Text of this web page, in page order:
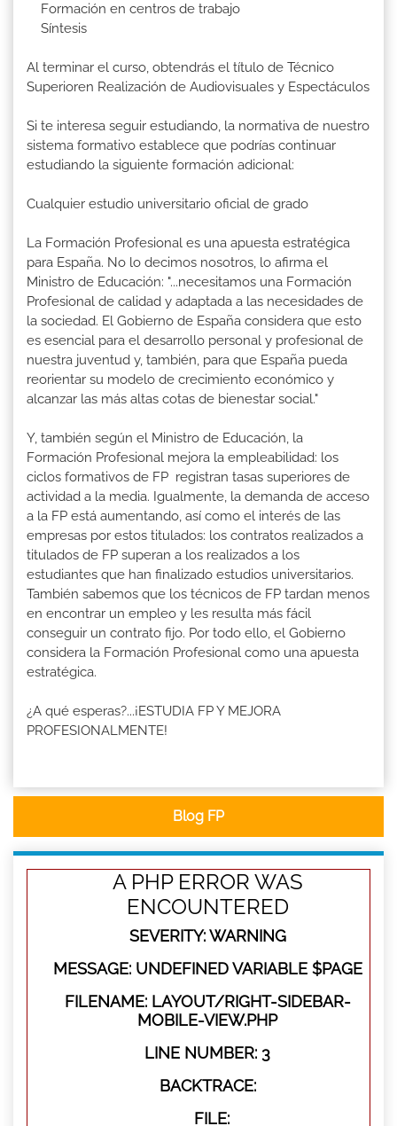
Formación en centros de trabajo
Síntesis
Al terminar el curso, obtendrás el título de Técnico
Superioren Realización de Audiovisuales y Espectáculos
Si te interesa seguir estudiando, la normativa de nuestro
sistema formativo establece que podrías continuar
estudiando la siguiente formación adicional:
Cualquier estudio universitario oficial de grado
La Formación Profesional es una apuesta estratégica
para España. No lo decimos nosotros, lo afirma el
Ministro de Educación: "...necesitamos una Formación
Profesional de calidad y adaptada a las necesidades de
la sociedad. El Gobierno de España considera que esto
es esencial para el desarrollo personal y profesional de
nuestra juventud y, también, para que España pueda
reorientar su modelo de crecimiento económico y
alcanzar las más altas cotas de bienestar social."
Y, también según el Ministro de Educación, la
Formación Profesional mejora la empleabilidad: los
ciclos formativos de FP registran tasas superiores de
actividad a la media. Igualmente, la demanda de acceso
a la FP está aumentando, así como el interés de las
empresas por estos titulados: los contratos realizados a
titulados de FP superan a los realizados a los
estudiantes que han finalizado estudios universitarios.
También sabemos que los técnicos de FP tardan menos
en encontrar un empleo y les resulta más fácil
conseguir un contrato fijo. Por todo ello, el Gobierno
considera la Formación Profesional como una apuesta
estratégica.
¿A qué esperas?...¡ESTUDIA FP Y MEJORA
PROFESIONALMENTE!
Blog FP
A PHP ERROR WAS
ENCOUNTERED
SEVERITY: WARNING
MESSAGE: UNDEFINED VARIABLE $PAGE
FILENAME: LAYOUT/RIGHT-SIDEBAR-
MOBILE-VIEW.PHP
LINE NUMBER: 3
BACKTRACE:
FILE: